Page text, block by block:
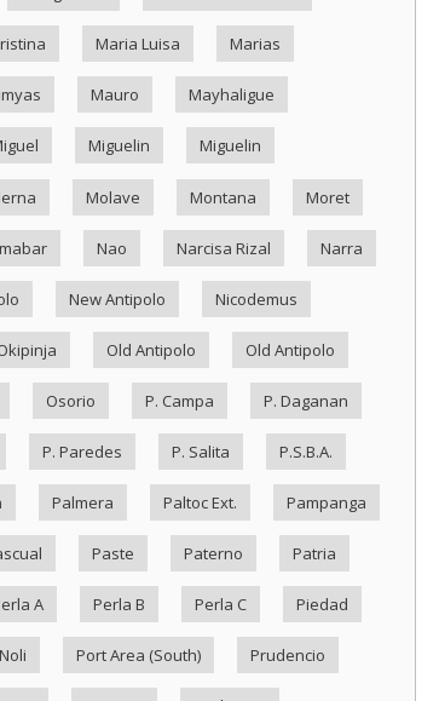
Maria Luisa Marias
Mauro Mayhaligue
Miguelin Miguelin
Molave Montana Moret
Nao Narcisa Rizal Narra
New Antipolo Nicodemus
Old Antipolo Old Antipolo
Osorio P. Campa P. Daganan
P. Paredes P. Salita P.S.B.A.
Palmera Paltoc Ext. Pampanga
Paste Paterno Patria
A Perla B Perla C Piedad
Port Area (South) Prudencio